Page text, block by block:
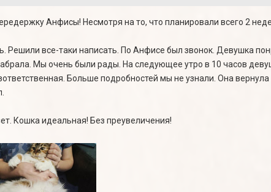
Анфисы! Несмотря на то, что планировали всего 2
Решили все-таки написать. По Анфисе был звонок. Девушка
Мы очень были рады. На следующее утро в 10 часов
Больше подробностей мы не узнали. Она
Кошка идеальная! Без преувеличения!